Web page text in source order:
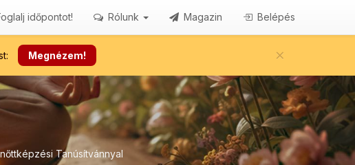
időpontot! Rólunk Magazin Belépés
Megnézem! ×
Tanúsítvánnyal